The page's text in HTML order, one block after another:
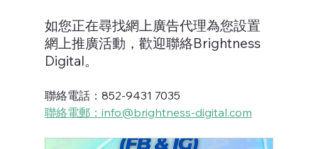
如您正在尋找網上廣告代理為您設置
網上推廣活動，歡迎聯絡Brightness
Digital。
聯絡電話：852-9431 7035
聯絡電郵：info@brightness-digital.com